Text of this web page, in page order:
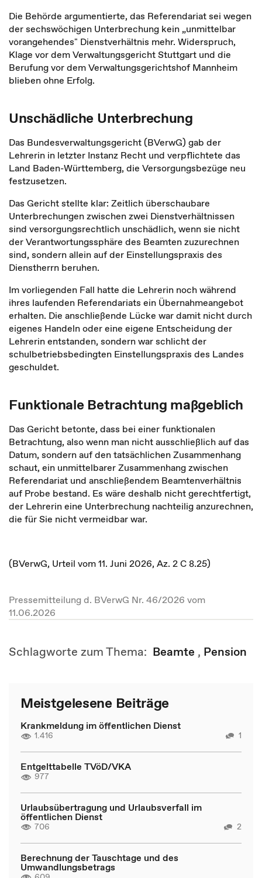
Die Behörde argumentierte, das Referendariat sei wegen
der sechswöchigen Unterbrechung kein „unmittelbar
vorangehendes" Dienstverhältnis mehr. Widerspruch,
Klage vor dem Verwaltungsgericht Stuttgart und die
Berufung vor dem Verwaltungsgerichtshof Mannheim
blieben ohne Erfolg.
Unschädliche Unterbrechung
Das Bundesverwaltungsgericht (BVerwG) gab der
Lehrerin in letzter Instanz Recht und verpflichtete das
Land Baden-Württemberg, die Versorgungsbezüge neu
festzusetzen.
Das Gericht stellte klar: Zeitlich überschaubare
Unterbrechungen zwischen zwei Dienstverhältnissen
sind versorgungsrechtlich unschädlich, wenn sie nicht
der Verantwortungssphäre des Beamten zuzurechnen
sind, sondern allein auf der Einstellungspraxis des
Dienstherrn beruhen.
Im vorliegenden Fall hatte die Lehrerin noch während
ihres laufenden Referendariats ein Übernahmeangebot
erhalten. Die anschließende Lücke war damit nicht durch
eigenes Handeln oder eine eigene Entscheidung der
Lehrerin entstanden, sondern war schlicht der
schulbetriebsbedingten Einstellungspraxis des Landes
geschuldet.
Funktionale Betrachtung maßgeblich
Das Gericht betonte, dass bei einerfunktionalen
Betrachtung, also wenn man nicht ausschließlich auf das
Datum, sondern auf den tatsächlichen Zusammenhang
schaut, ein unmittelbarer Zusammenhang zwischen
Referendariat und anschließendem Beamtenverhältnis
auf Probe bestand. Es wäre deshalb nicht gerechtfertigt,
der Lehrerin eine Unterbrechung nachteilig anzurechnen,
die für Sie nicht vermeidbar war.
(BVerwG, Urteil vom 11. Juni 2026, Az. 2 C 8.25)
Pressemitteilung d. BVerwG Nr. 46/2026 vom
11.06.2026
Schlagworte zum Thema: Beamte , Pension
Meistgelesene Beiträge
Krankmeldung im öffentlichen Dienst
1.416 1
Entgelttabelle TVöD/VKA
977
Urlaubsübertragung und Urlaubsverfall im
öffentlichen Dienst
706 2
Berechnung der Tauschtage und des
Umwandlungsbetrags